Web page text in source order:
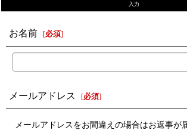
入力
お名前 [必須]
メールアドレス [必須]
メールアドレスをお間違えの場合はお返事が